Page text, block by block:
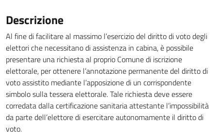
Descrizione
Al fine di facilitare al massimo l’esercizio del diritto di voto degli
elettori che necessitano di assistenza in cabina, è possibile
presentare una richiesta al proprio Comune di iscrizione
elettorale, per ottenere l’annotazione permanente del diritto di
voto assistito mediante l’apposizione di un corrispondente
simbolo sulla tessera elettorale. Tale richiesta deve essere
corredata dalla certificazione sanitaria attestante l’impossibilità
da parte dell’elettore di esercitare autonomamente il diritto di
voto.